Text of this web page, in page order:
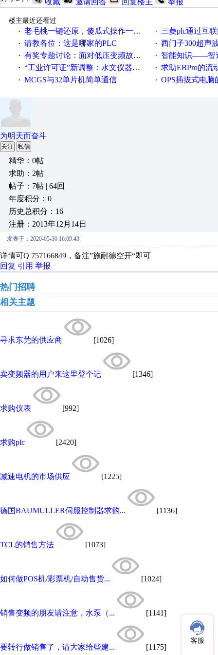
收藏 邀请回答 回复楼主 举报
楼主最近还看过
· 老毛桃一键还原，傻瓜式操作一键轻松备份还原；程序为向导式安装，一键即可实现自动备份或还原系统。 · 三菱plc通过互联网实现plc
· 请教各位：这是哪家的PLC · 西门子300超声波
· 有奖专题讨论：面对低压变频故障，老手是这样解决的！ · 智能知识——智造时代，
· “工业许可证”新调整：水文仪器等19类产品取消事前生产许可 · 求助EBPro的流
· MCGS与32单片机简单通信 · OPS插拔式电脑
为明天而奋斗
关注 私信
精华：0帖
求助：2帖
帖子：7帖 | 64回
年度积分：0
历史总积分：16
注册：2013年12月14日
发表于：2020-05-30 16:09:43
详情可Q 757166849，备注”施耐德空开“即可
回复 引用 举报
热门招聘
相关主题
寻求东莞的供应商 [1026]
卖变频器的用户来这里登个记 [1346]
求购仪表 [992]
求购plc [2420]
减速电机的市场供应 [1225]
德国BAUMULLER伺服控制器求购... [1136]
TCL的销售方法 [1073]
如何做POS机/彩票机/自动售货... [1024]
销售变频的朋友请注意，水泵（... [1141]
要转行做销售了，请大家给些建... [1175]
客服